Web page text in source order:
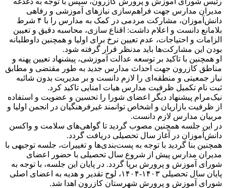
مدیران مدارس جهت فراهم‌سازی نیازهای آموزشی و رفاهی
دانش‌آموزان، مشارکت مردمی در کمک به مدارس را با ۴ شرط‌
بلامانع دانست و اعلام داشت: اقناع سازی، محاسبه دقیق و تعیین
الزامات و احتیاجات، عدم تعیین نرخ برای اولیا و همچنین داوطلبانه
بودن این مشارکت‌ها باید مدنظر قرار گرفته شود.
او همچنین با تاکید بر توسعه عدالت آموزشی، پیشنهاد تعیین پهنه و
مناطق کازرون جهت احداث مدارس جدید به طور مقتضی و مطابق
نیاز جمعیتی و منطقه‌ای را لازم دانست و بر مدیریت بدون شائبه
ثبت نام تکمیل ظرفیت مدارس هیات امنایی تاکید کرد.
نیک‌مرام پیشنهاد دیگر اعضای شورا را تحسین و عضویت و استفاده
از ظرفیت بازاریان و اشخاص توانمند غیرفرهنگیان در انجمن اولیا و
مربیان مدارس لازم دانست.
در این جلسه همچنین مصوب گردید تا گواهی‌های سلامت و واکسن
دانش‌آموزان در آغاز سال تحصیلی دریافت گردد.
همچنین بنا گردید با توجه به پست‌بندی‌ها و تغییرات، جلسه توجیهی با
مدیران مدارس پیش از شروع سال تحصیلی با حضور اعضای
شورای آموزش و پرورش برپا گردد. در پایان این جلسه، با توجه به
پایان سال تحصیلی ۱۴۰۳-۱۴۰۴، لوح تقدیر و هدیه به اعضای اصلی
شورای آموزش و پرورش شهرستان کازرون اهدا شد.